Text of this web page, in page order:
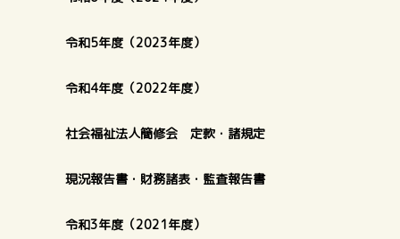
令和5年度（2023年度）
令和4年度（2022年度）
社会福祉法人簡修会 定款・諸規定
現況報告書・財務諸表・監査報告書
令和3年度（2021年度）